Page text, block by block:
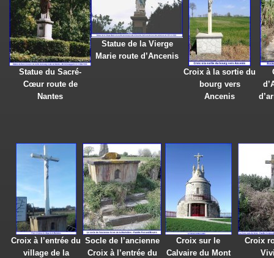
Statue du Sacré-
Cœur route de
Nantes
Statue de la Vierge
Marie route d’Ancenis
Croix à la sortie du
bourg vers
Ancenis
Croix à l’entrée du
village de la
Socle de l’ancienne
Croix à l’entrée du
Croix sur le
Calvaire du Mont
Croix